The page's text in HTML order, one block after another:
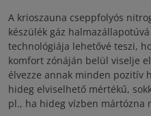
A krioszauna cseppfolyós
készülék gáz
technológiája lehetővé teszi,
komfort zónáján belül viselje
élvezze annak minden pozitív
hideg elviselhető mértékű,
pl., ha hideg vízben mártózna